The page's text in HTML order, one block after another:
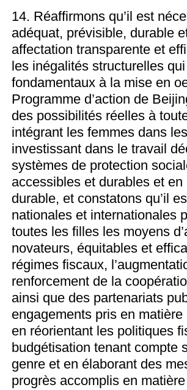
14. Réaffirmons qu’il est
adéquat, prévisible, durable
affectation transparente et
les inégalités structurelles
fondamentaux à la mise en
Programme d’action de
des possibilités réelles à
intégrant les femmes dans
investissant dans le travail
systèmes de protection
accessibles et durables et
durable, et constatons qu’il
nationales et internationales
toutes les filles les moyens
novateurs, équitables et
régimes fiscaux,
renforcement de la
ainsi que des partenariats
engagements pris en
en réorientant les politiques
budgétisation tenant compte
genre et en élaborant des
progrès accomplis en